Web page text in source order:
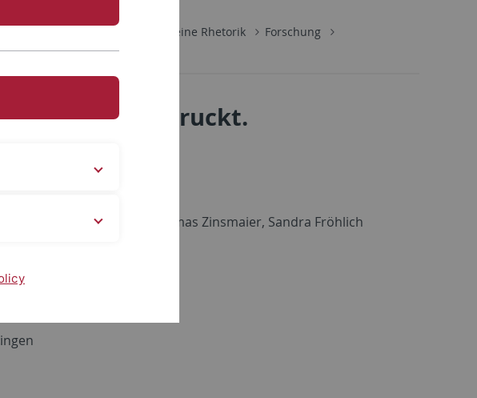
Seminar für Allgemeine Rhetorik
Forschung
Band 9 ist gedruckt.
Franz-Hubert Robling, Thomas Zinsmaier, Sandra Fröhlich